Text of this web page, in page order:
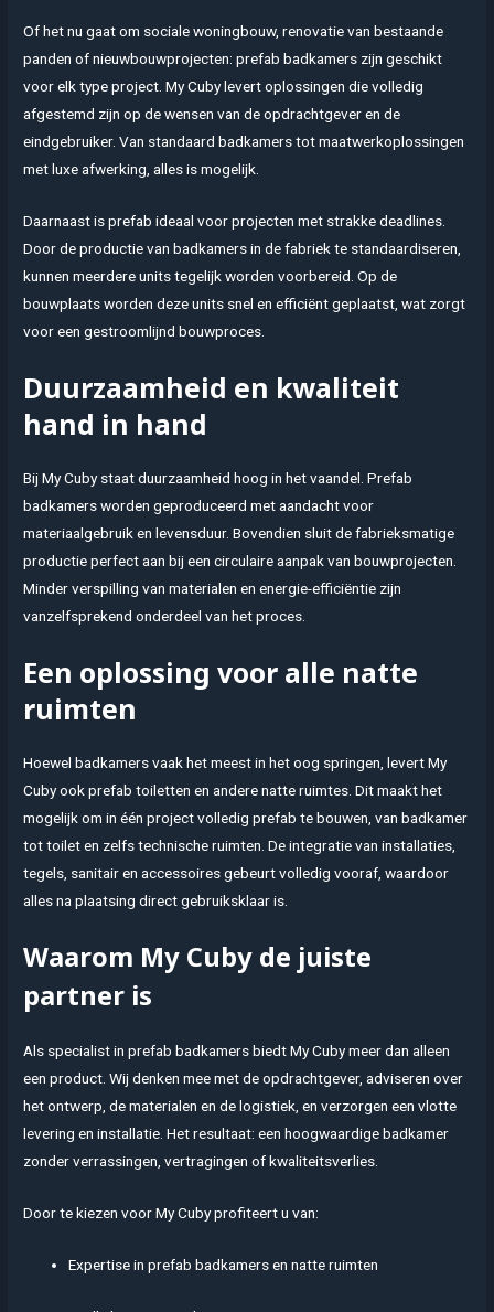
Of het nu gaat om sociale woningbouw, renovatie van bestaande
panden of nieuwbouwprojecten: prefab badkamers zijn geschikt
voor elk type project. My Cuby levert oplossingen die volledig
afgestemd zijn op de wensen van de opdrachtgever en de
eindgebruiker. Van standaard badkamers tot maatwerkoplossingen
met luxe afwerking, alles is mogelijk.
Daarnaast is prefab ideaal voor projecten met strakke deadlines.
Door de productie van badkamers in de fabriek te standaardiseren,
kunnen meerdere units tegelijk worden voorbereid. Op de
bouwplaats worden deze units snel en efficiënt geplaatst, wat zorgt
voor een gestroomlijnd bouwproces.
Duurzaamheid en kwaliteit
hand in hand
Bij My Cuby staat duurzaamheid hoog in het vaandel. Prefab
badkamers worden geproduceerd met aandacht voor
materiaalgebruik en levensduur. Bovendien sluit de fabrieksmatige
productie perfect aan bij een circulaire aanpak van bouwprojecten.
Minder verspilling van materialen en energie-efficiëntie zijn
vanzelfsprekend onderdeel van het proces.
Een oplossing voor alle natte
ruimten
Hoewel badkamers vaak het meest in het oog springen, levert My
Cuby ook prefab toiletten en andere natte ruimtes. Dit maakt het
mogelijk om in één project volledig prefab te bouwen, van badkamer
tot toilet en zelfs technische ruimten. De integratie van installaties,
tegels, sanitair en accessoires gebeurt volledig vooraf, waardoor
alles na plaatsing direct gebruiksklaar is.
Waarom My Cuby de juiste
partner is
Als specialist in prefab badkamers biedt My Cuby meer dan alleen
een product. Wij denken mee met de opdrachtgever, adviseren over
het ontwerp, de materialen en de logistiek, en verzorgen een vlotte
levering en installatie. Het resultaat: een hoogwaardige badkamer
zonder verrassingen, vertragingen of kwaliteitsverlies.
Door te kiezen voor My Cuby profiteert u van:
Expertise in prefab badkamers en natte ruimten